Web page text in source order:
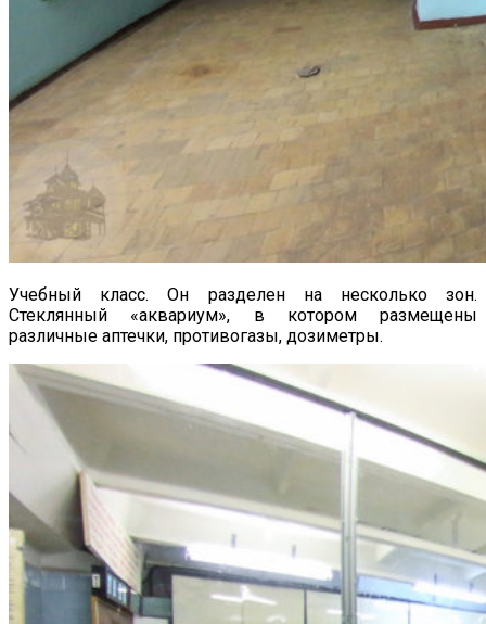
Учебный класс. Он разделен на несколько зон.
Стеклянный «аквариум», в котором размещены
различные аптечки, противогазы, дозиметры.